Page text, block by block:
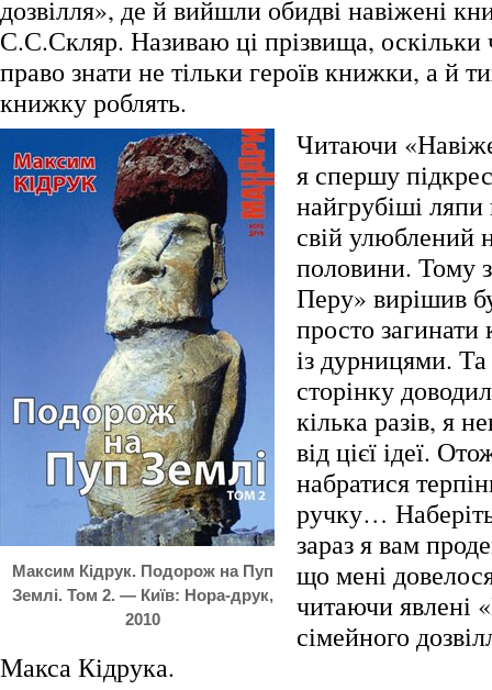
дозвілля», де й вийшли обидві навіжені
С.С.Скляр. Називаю ці прізвища, оскільки
право знати не тільки героїв книжки, а й
книжку роблять.
Максим Кідрук. Подорож на Пуп
Землі. Том 2. — Київ: Нора-друк,
2010
Читаючи
я спершу
найгрубіші ляпи
свій улюблений
половини. Тому
Перу» вирішив
просто загинати
із дурницями.
сторінку
кілька разів, я
від цієї ідеї.
набратися
ручку…
зараз я вам
що мені
читаючи явлені
сімейного
Макса Кідрука.